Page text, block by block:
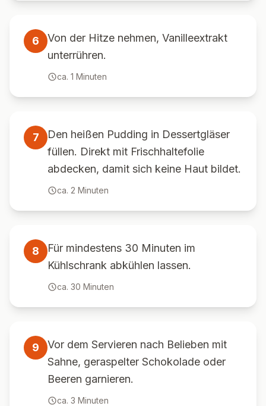
6
Von der Hitze nehmen, Vanilleextrakt
unterrühren.
ca. 1 Minuten
7
Den heißen Pudding in Dessertgläser
füllen. Direkt mit Frischhaltefolie
abdecken, damit sich keine Haut bildet.
ca. 2 Minuten
8
Für mindestens 30 Minuten im
Kühlschrank abkühlen lassen.
ca. 30 Minuten
9
Vor dem Servieren nach Belieben mit
Sahne, geraspelter Schokolade oder
Beeren garnieren.
ca. 3 Minuten